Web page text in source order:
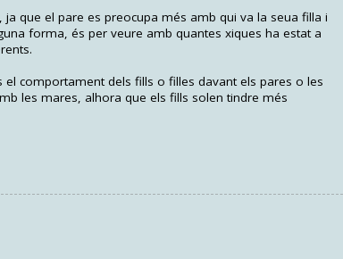
que el pare es preocupa més amb qui va la seua filla i
forma, és per veure amb quantes xiques ha estat a
comportament dels fills o filles davant els pares o les
les mares, alhora que els fills solen tindre més